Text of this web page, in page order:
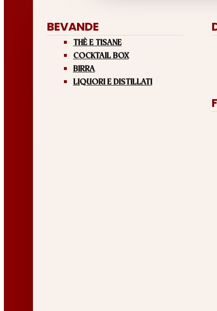
BEVANDE
THÈ E TISANE
COCKTAIL BOX
BIRRA
LIQUORI E DISTILLATI